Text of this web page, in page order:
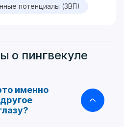
потенциалы (ЗВП)
о пингвекуле
именно